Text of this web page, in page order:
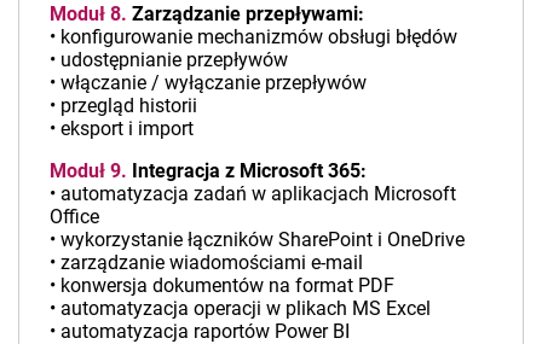
Moduł 8. Zarządzanie przepływami:
• konfigurowanie mechanizmów obsługi błędów
• udostępnianie przepływów
• włączanie / wyłączanie przepływów
• przegląd historii
• eksport i import
Moduł 9. Integracja z Microsoft 365:
• automatyzacja zadań w aplikacjach Microsoft
Office
• wykorzystanie łączników SharePoint i OneDrive
• zarządzanie wiadomościami e-mail
• konwersja dokumentów na format PDF
• automatyzacja operacji w plikach MS Excel
• automatyzacja raportów Power BI